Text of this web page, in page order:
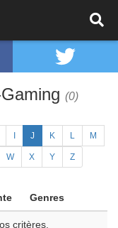
(0)
J K L M
W X Y Z
Genres
critères.